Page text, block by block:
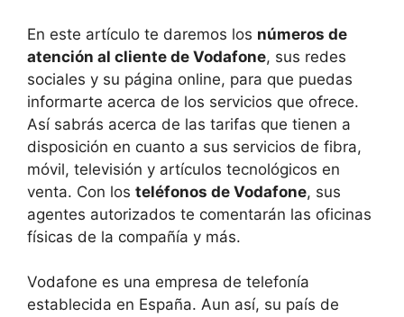
En este artículo te daremos los números de
atención al cliente de Vodafone, sus redes
sociales y su página online, para que puedas
informarte acerca de los servicios que ofrece.
Así sabrás acerca de las tarifas que tienen a
disposición en cuanto a sus servicios de fibra,
móvil, televisión y artículos tecnológicos en
venta. Con los teléfonos de Vodafone, sus
agentes autorizados te comentarán las oficinas
físicas de la compañía y más.
Vodafone es una empresa de telefonía
establecida en España. Aun así, su país de